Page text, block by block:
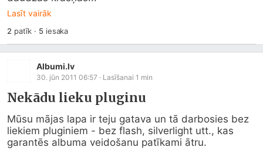
Lasīt vairāk
2 patīk · 5iesaka
Albumi.lv
30. jūn 2011 06:57 · Lasīšanai 1 min
Nekādu lieku pluginu
Mūsu mājas lapa ir teju gatava un tā darbosies bez
liekiem pluginiem - bez flash, silverlight utt., kas
garantēs albuma veidošanu patīkami ātru.